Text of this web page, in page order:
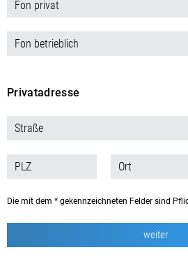
Privatadresse
Die mit dem * gekennzeichneten Felder sind